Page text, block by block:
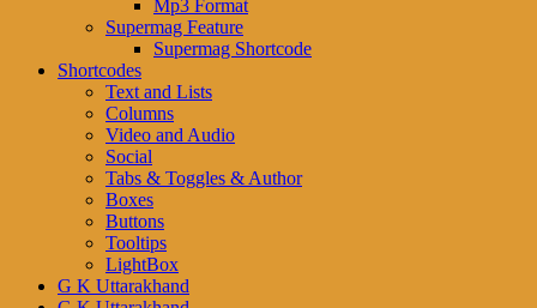
Mp3 Format
Supermag Feature
Supermag Shortcode
Shortcodes
Text and Lists
Columns
Video and Audio
Social
Tabs & Toggles & Author
Boxes
Buttons
Tooltips
LightBox
G K Uttarakhand